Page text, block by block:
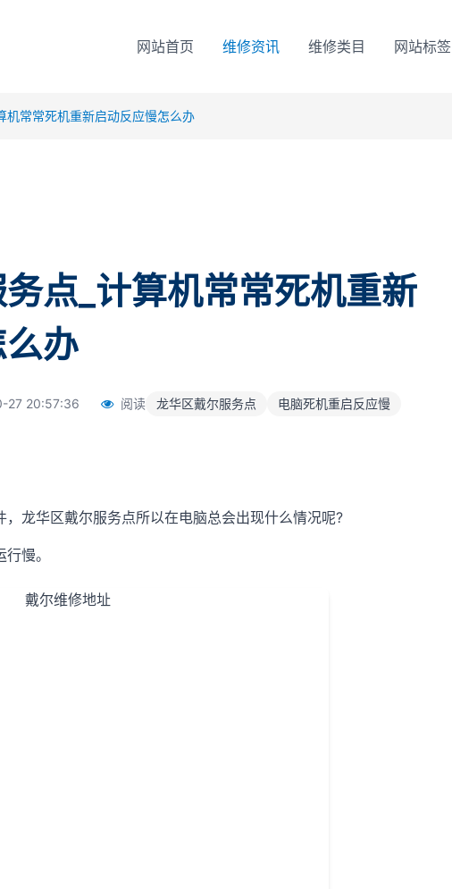
网站首页 维修资讯 维修类目 网站标签
机常常死机重新启动反应慢怎么办
点_计算机常常死机重新
办
27 20:57:36 阅读 龙华区戴尔服务点
电脑死机重启反应慢
龙华区戴尔服务点所以在电脑总会出现什么情况呢?
慢。